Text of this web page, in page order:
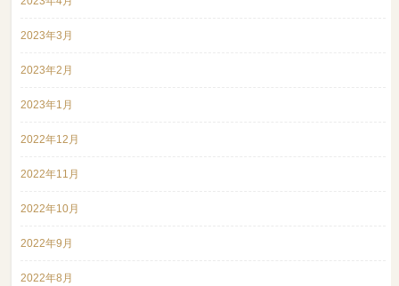
2023年3月
2023年2月
2023年1月
2022年12月
2022年11月
2022年10月
2022年9月
2022年8月